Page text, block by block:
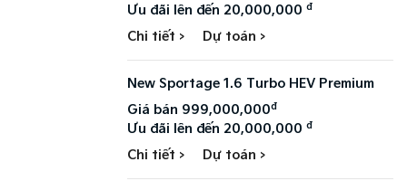
Ưu đãi lên đến 20,000,000đ
Chi tiết > Dự toán >
New Sportage 1.6 Turbo HEV Premium
Giá bán 999,000,000đ
Ưu đãi lên đến 20,000,000đ
Chi tiết > Dự toán >